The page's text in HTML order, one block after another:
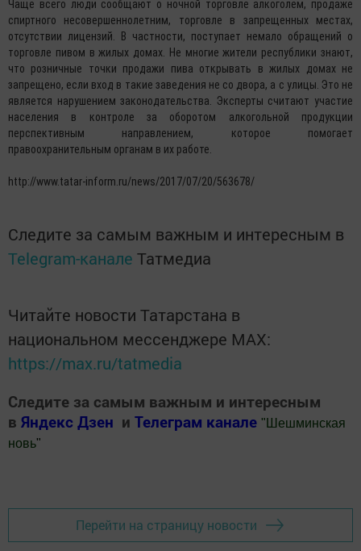
Чаще всего люди сообщают о ночной торговле алкоголем, продаже
спиртного несовершеннолетним, торговле в запрещенных местах,
отсутствии лицензий. В частности, поступает немало обращений о
торговле пивом в жилых домах. Не многие жители республики знают,
что розничные точки продажи пива открывать в жилых домах не
запрещено, если вход в такие заведения не со двора, а с улицы. Это не
является нарушением законодательства. Эксперты считают участие
населения в контроле за оборотом алкогольной продукции
перспективным направлением, которое помогает
правоохранительным органам в их работе.
http://www.tatar-inform.ru/news/2017/07/20/563678/
Следите за самым важным и интересным в
Telegram-канале Татмедиа
Читайте новости Татарстана в
национальном мессенджере MАХ:
https://max.ru/tatmedia
Следите за самым важным и интересным
в Яндекс Дзен и Телеграм канале " Шешминская
новь"
Перейти на страницу новости